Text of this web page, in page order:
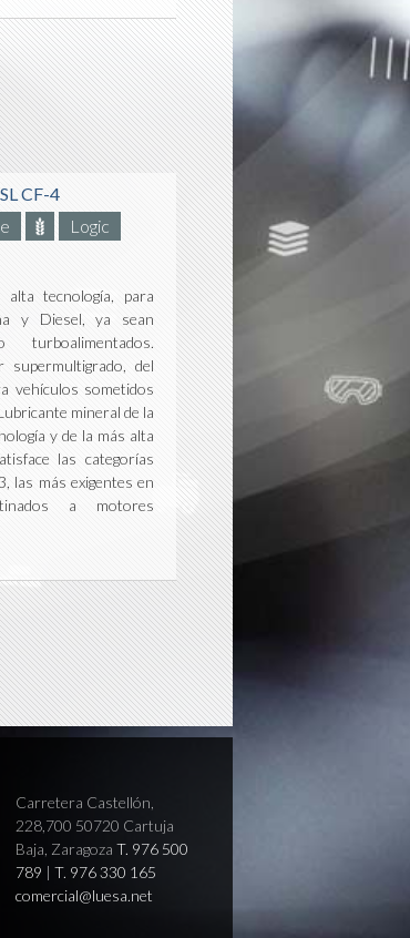
CF-4
Logic
tecnología, para
y Diesel, ya sean
turboalimentados.
supermultigrado, del
vehículos sometidos
mineral de la
y de la más alta
las categorías
las más exigentes en
a motores
Carretera Castellón,
228,700 50720 Cartuja
Baja, Zaragoza T. 976 500
789 | T. 976 330 165
comercial@luesa.net